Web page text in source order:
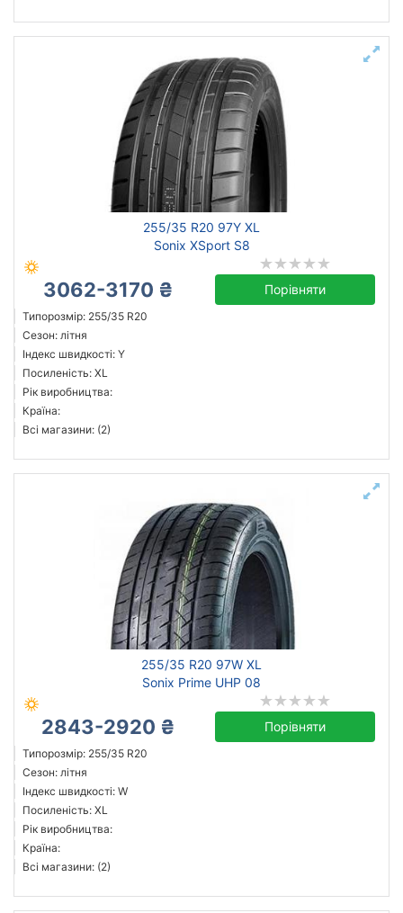
255/35 R20 97Y XL
Sonix XSport S8
3062-3170 ₴ Порівняти
Типорозмір: 255/35 R20
Сезон: літня
Індекс швидкості: Y
Посиленість: XL
Рік виробництва:
Країна:
Всі магазини: (2)
255/35 R20 97W XL
Sonix Prime UHP 08
2843-2920 ₴ Порівняти
Типорозмір: 255/35 R20
Сезон: літня
Індекс швидкості: W
Посиленість: XL
Рік виробництва:
Країна:
Всі магазини: (2)